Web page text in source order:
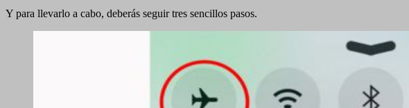
Y para llevarlo a cabo, deberás seguir tres sencillos pasos.